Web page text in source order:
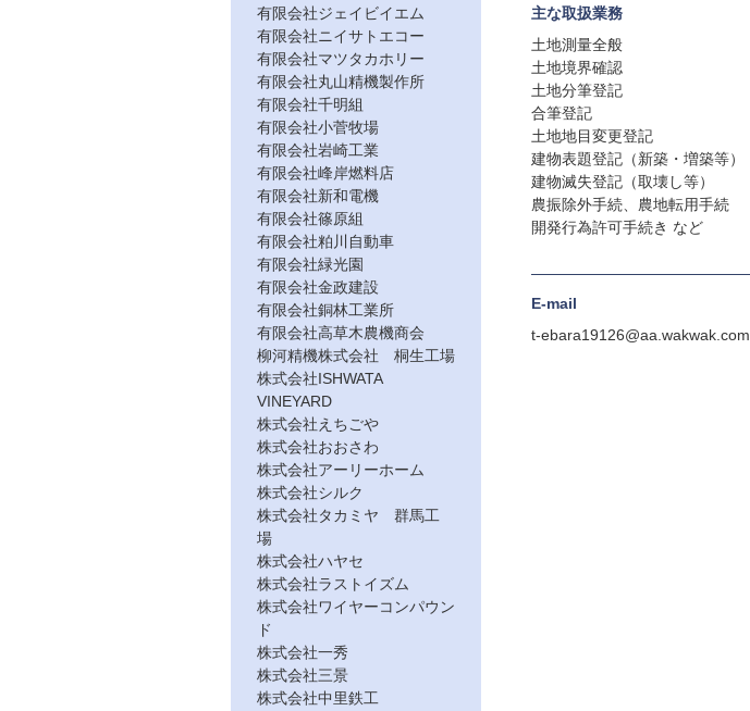
有限会社ジェイビイエム
有限会社ニイサトエコー
有限会社マツタカホリー
有限会社丸山精機製作所
有限会社千明組
有限会社小菅牧場
有限会社岩崎工業
有限会社峰岸燃料店
有限会社新和電機
有限会社篠原組
有限会社粕川自動車
有限会社緑光園
有限会社金政建設
有限会社銅林工業所
有限会社高草木農機商会
柳河精機株式会社 桐生工場
株式会社ISHWATA
VINEYARD
株式会社えちごや
株式会社おおさわ
株式会社アーリーホーム
株式会社シルク
株式会社タカミヤ 群馬工
場
株式会社ハヤセ
株式会社ラストイズム
株式会社ワイヤーコンパウン
ド
株式会社一秀
株式会社三景
株式会社中里鉄工
主な取扱業務
土地測量全般
土地境界確認
土地分筆登記
合筆登記
土地地目変更登記
建物表題登記（新築・増築等）
建物滅失登記（取壊し等）
農振除外手続、農地転用手続
開発行為許可手続き など
E-mail
t-ebara19126@aa.wakwak.com